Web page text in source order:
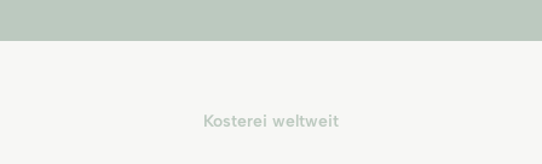
Kosterei weltweit